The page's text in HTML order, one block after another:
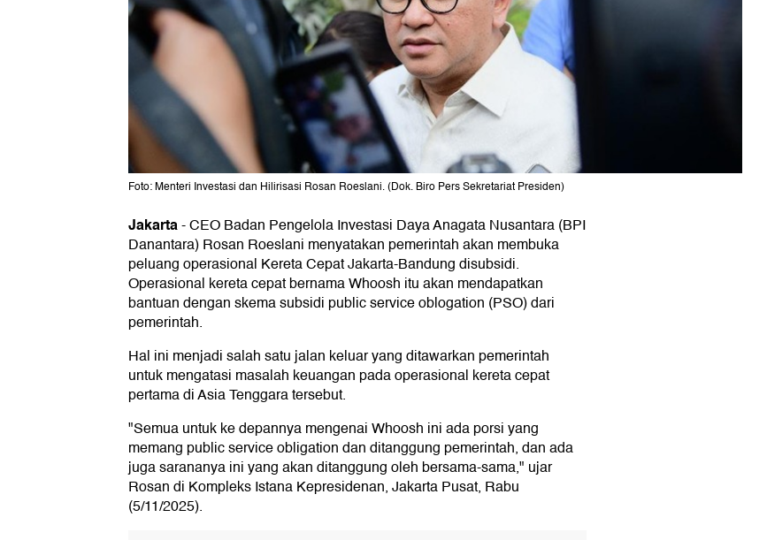
Foto: Menteri Investasi dan Hilirisasi Rosan Roeslani. (Dok. Biro Pers Sekretariat Presiden)
Jakarta-CEO Badan Pengelola Investasi Daya Anagata Nusantara (BPI
Danantara) Rosan Roeslani menyatakan pemerintah akan membuka
peluang operasional Kereta Cepat Jakarta-Bandung disubsidi.
Operasional kereta cepat bernama Whoosh itu akan mendapatkan
bantuan dengan skema subsidi public service oblogation (PSO) dari
pemerintah.
Hal ini menjadi salah satu jalan keluar yang ditawarkan pemerintah
untuk mengatasi masalah keuangan pada operasional kereta cepat
pertama di Asia Tenggara tersebut.
"Semua untuk ke depannya mengenai Whoosh ini ada porsi yang
memang public service obligation dan ditanggung pemerintah, dan ada
juga sarananya ini yang akan ditanggung oleh bersama-sama," ujar
Rosan di Kompleks Istana Kepresidenan, Jakarta Pusat, Rabu
(5/11/2025).